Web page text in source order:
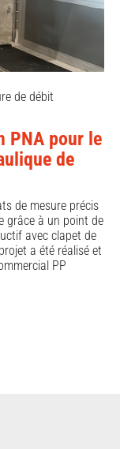
de débit
PNA pour le
de
de mesure précis
grâce à un point de
avec clapet de
a été réalisé et
PP